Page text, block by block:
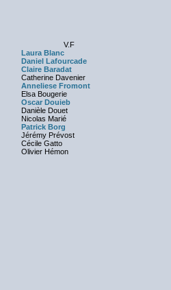
V.F
Laura Blanc
Daniel Lafourcade
Claire Baradat
Catherine Davenier
Anneliese Fromont
Elsa Bougerie
Oscar Douieb
Danièle Douet
Nicolas Marié
Patrick Borg
Jérémy Prévost
Cécile Gatto
Olivier Hémon